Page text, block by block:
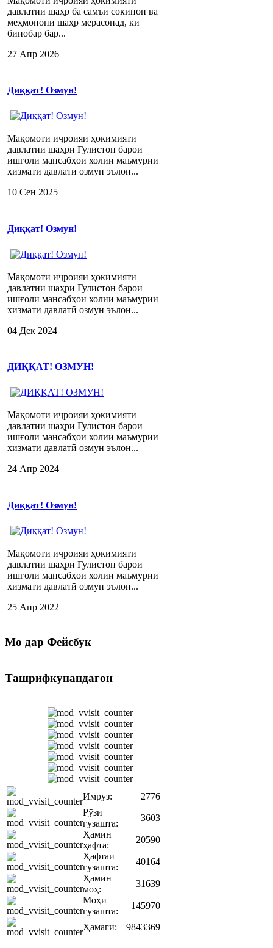
давлатии шаҳр ба самъи сокинон ва
меҳмонони шаҳр мерасонад, ки
бинобар бар...
27 Апр 2026
Диққат! Озмун!
Мақомоти иҷроияи ҳокимияти
давлатии шаҳри Гулистон барои
ишғоли мансабҳои холии маъмурии
хизмати давлатӣ озмун эълон...
10 Сен 2025
Диққат! Озмун!
Мақомоти иҷроияи ҳокимияти
давлатии шаҳри Гулистон барои
ишғоли мансабҳои холии маъмурии
хизмати давлатӣ озмун эълон...
04 Дек 2024
ДИҚҚАТ! ОЗМУН!
Мақомоти иҷроияи ҳокимияти
давлатии шаҳри Гулистон барои
ишғоли мансабҳои холии маъмурии
хизмати давлатӣ озмун эълон...
24 Апр 2024
Диққат! Озмун!
Мақомоти иҷроияи ҳокимияти
давлатии шаҳри Гулистон барои
ишғоли мансабҳои холии маъмурии
хизмати давлатӣ озмун эълон...
25 Апр 2022
Мо дар Фейсбук
Ташрифкунандагон
Имрӯз:
2776
Рӯзи
гузашта:
3603
Ҳамин
ҳафта:
20590
Ҳафтаи
гузашта:
40164
Ҳамин
моҳ:
31639
Моҳи
гузашта:
145970
Ҳамагӣ: 9843369